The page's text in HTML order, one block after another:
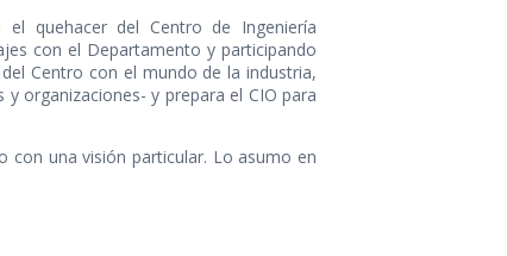
quehacer del Centro de Ingeniería
con el Departamento y participando
Centro con el mundo de la industria,
organizaciones- y prepara el CIO para
con una visión particular. Lo asumo en